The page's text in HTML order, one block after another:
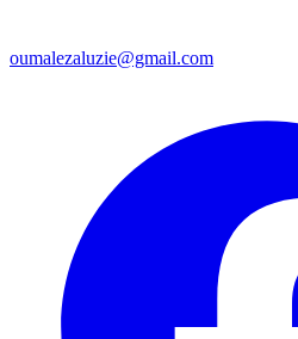
oumalezaluzie@gmail.com